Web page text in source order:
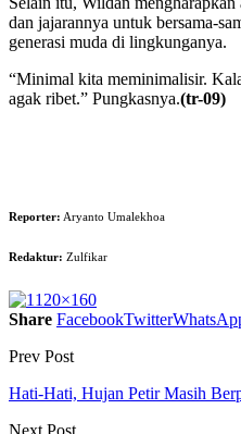
dan jajarannya untuk bersama-
generasi muda di lingkunganya.
“Minimal kita meminimalisir.
agak ribet.” Pungkasnya.(tr-09)
Reporter: Aryanto Umalekhoa
Redaktur: Zulfikar
Share FacebookTwitter
Prev Post
Hati-Hati, Hujan Petir Masih
Next Post